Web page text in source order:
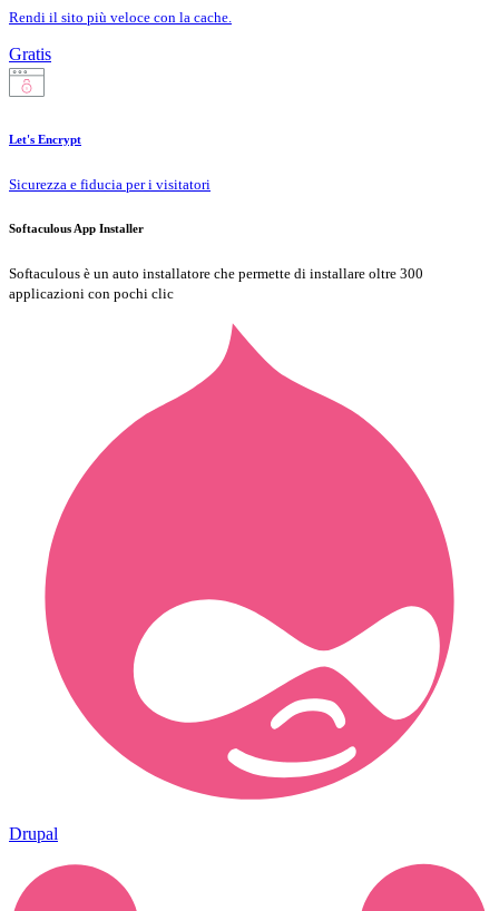
Rendi il sito più veloce con la cache.
Gratis
Let's Encrypt
Sicurezza e fiducia per i visitatori
Softaculous App Installer
Softaculous è un auto installatore che permette di installare oltre 300
applicazioni con pochi clic
Drupal